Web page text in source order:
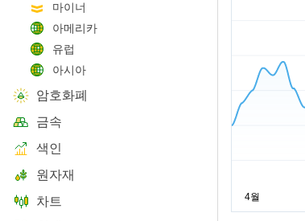
마이너
아메리카
유럽
아시아
암호화폐
금속
색인
원자재
차트